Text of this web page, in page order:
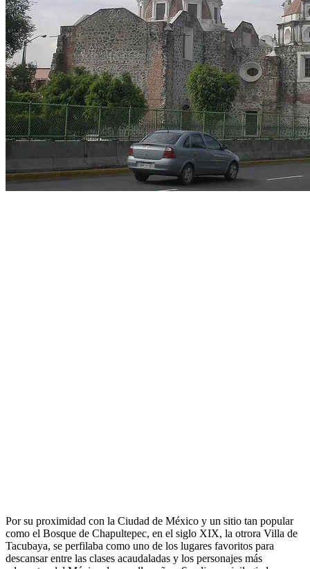
Por su proximidad con la Ciudad de México y un sitio tan popular
como el Bosque de Chapultepec, en el siglo XIX, la otrora Villa de
Tacubaya, se perfilaba como uno de los lugares favoritos para
descansar entre las clases acaudaladas y los personajes más